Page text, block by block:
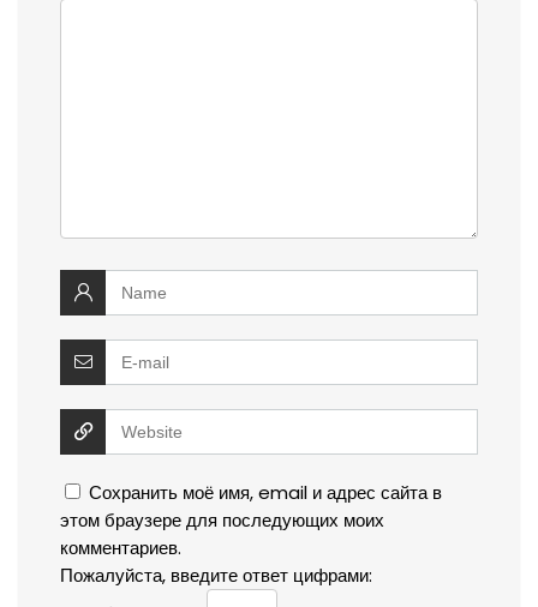
Сохранить моё имя, email и адрес сайта в
этом браузере для последующих моих
комментариев.
Пожалуйста, введите ответ цифрами: